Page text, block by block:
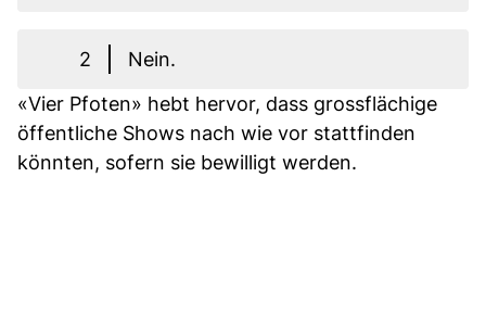
2
Nein.
«Vier Pfoten» hebt hervor, dass grossflächige
öffentliche Shows nach wie vor stattfinden
könnten, sofern sie bewilligt werden.